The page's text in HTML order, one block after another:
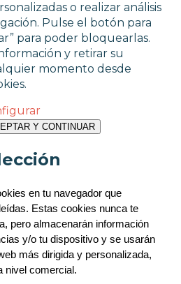
o realizar análisis
Pulse el botón para
para poder bloquearlas.
y retirar su
momento desde
Y CONTINUAR
en tu navegador que
Estas cookies nunca te
pero almacenarán información
y/o tu dispositivo y se usarán
más dirigida y personalizada,
nivel comercial.